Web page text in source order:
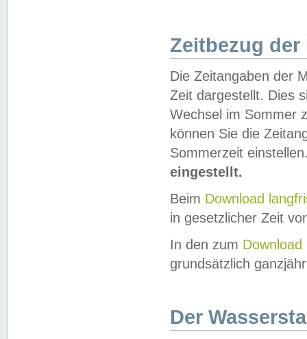
Zeitbezug der
Die Zeitangaben der
Zeit dargestellt. Dies
Wechsel im Sommer
können Sie die
Sommerzeit
eingestellt.
Beim Download
in gesetzlicher Zeit
In den zum Download
grundsätzlich
Der